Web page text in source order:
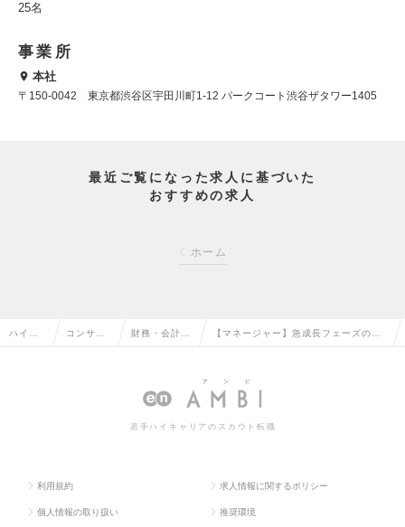
25名
事業所
本社
〒150-0042 東京都渋谷区宇田川町1-12 パークコート渋谷ザタワー1405
最近ご覧になった求人に基づいた
おすすめの求人
ホーム
ハイク コンサル 財務・会計コ
の転職
【マネージャー】急成長フェーズの中
ンサルの求人情報
若手ハイキャリアのスカウト転職
利用規約 求人情報に関するポリシー
個人情報の取り扱い 推奨環境